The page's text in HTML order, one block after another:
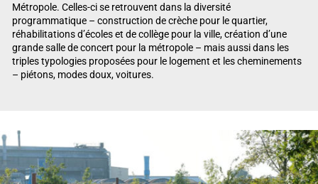
Métropole. Celles-ci se retrouvent dans la diversité
programmatique – construction de crèche pour le quartier,
réhabilitations d’écoles et de collège pour la ville, création d’une
grande salle de concert pour la métropole – mais aussi dans les
triples typologies proposées pour le logement et les cheminements
– piétons, modes doux, voitures.